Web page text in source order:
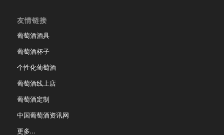
友情链接
葡萄酒酒具
葡萄酒杯子
个性化葡萄酒
葡萄酒线上店
葡萄酒定制
中国葡萄酒资讯网
更多…